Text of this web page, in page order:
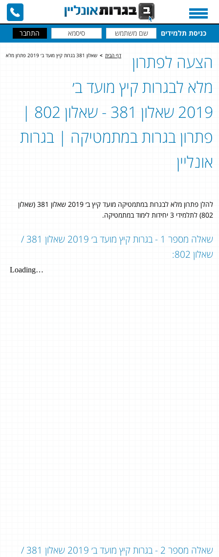
כניסת תלמידים
דף הבית > שאלון 381 בגרות קיץ מועד ב׳ 2019 פתרון מלא
הצעה לפתרון
מלא לבגרות קיץ מועד ב׳
2019 שאלון 381 - שאלון 802 |
פתרון בגרות במתמטיקה | בגרות
אונליין
להלן פתרון מלא לבגרות במתמטיקה מועד קיץ ב׳ 2019 שאלון 381 (שאלון
802) לתלמידי 3 יחידות לימוד במתמטיקה.
שאלה מספר 1 - בגרות קיץ מועד ב׳ 2019 שאלון 381 /
שאלון 802:
שאלה מספר 2 - בגרות קיץ מועד ב׳ 2019 שאלון 381 /